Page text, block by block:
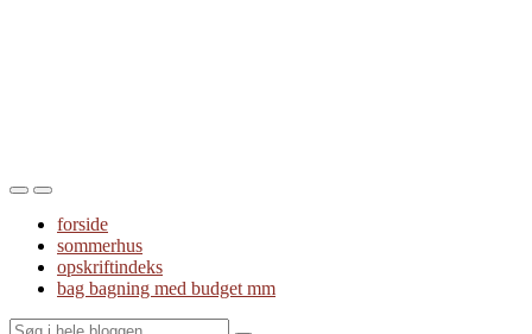
Toggle
mobile
menu
Toggle
the
search
field
forside
sommerhus
opskriftindeks
bag bagning med budget mm